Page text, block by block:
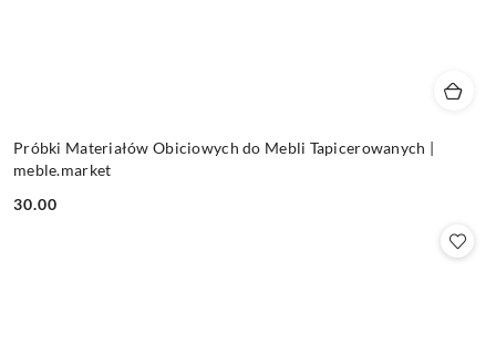
Próbki Materiałów Obiciowych do Mebli Tapicerowanych |
meble.market
Cena:
30.00